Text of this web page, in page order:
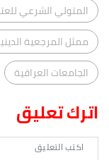
المتولي الشرعي
ممثل المرجعية
الجامعات العراقية
اترك تعليق